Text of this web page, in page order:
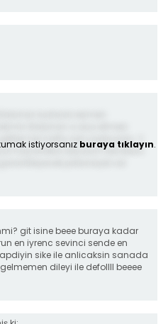
her hafta adı yazılıyordu. 2
hayranlıkla izliyorum kendisini.
istiyorsanız buraya tıklayın.
git isine beee buraya kadar
en iyrenc sevinci sende en
sike ile anlicaksin sanada
dileyi ile defollll beeee